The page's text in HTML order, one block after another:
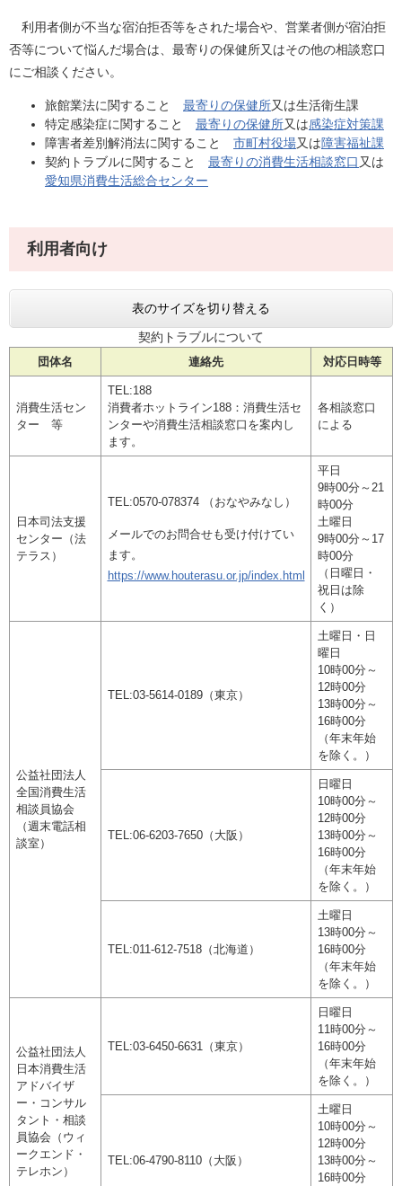
利用者側が不当な宿泊拒否等をされた場合や、営業者側が宿泊拒
否等について悩んだ場合は、最寄りの保健所又はその他の相談窓口
にご相談ください。
旅館業法に関すること 最寄りの保健所又は生活衛生課
特定感染症に関すること 最寄りの保健所又は​感染症対策課
障害者差別解消法に関すること 市町村役場又は​障害福祉課
契約トラブルに関すること 最寄りの消費生活相談窓口 又は​
愛知県消費生活総合センター
利用者向け
表のサイズを切り替える
契約トラブルについて
団体名 連絡先 対応日時等
消費生活セン
ター 等
TEL:188
消費者ホットライン188：消費生活セ
ンターや消費生活相談窓口を案内し
ます。
各相談窓口
による
日本司法支援
センター（法
テラス）
TEL:0570-078374 （おなやみなし）
メールでのお問合せも受け付けてい
ます。
https://www.houterasu.or.jp/index.html
平日
9時00分～21
時00分
土曜日
9時00分～17
時00分
（日曜日・
祝日は除
く）
公益社団法人
全国消費生活
相談員協会
（週末電話相
談室）
TEL:03-5614-0189（東京）
土曜日・日
曜日
10時00分～
12時00分
13時00分～
16時00分
（年末年始
を除く。）
TEL:06-6203-7650（大阪）
日曜日
10時00分～
12時00分
13時00分～
16時00分
（年末年始
を除く。）
TEL:011-612-7518（北海道）
土曜日
13時00分～
16時00分
（年末年始
を除く。）
公益社団法人
日本消費生活
アドバイザ
ー・コンサル
タント・相談
員協会（ウィ
ークエンド・
テレホン）
TEL:03-6450-6631（東京）
日曜日
11時00分～
16時00分
（年末年始
を除く。）
TEL:06-4790-8110（大阪）
土曜日
10時00分～
12時00分
13時00分～
16時00分